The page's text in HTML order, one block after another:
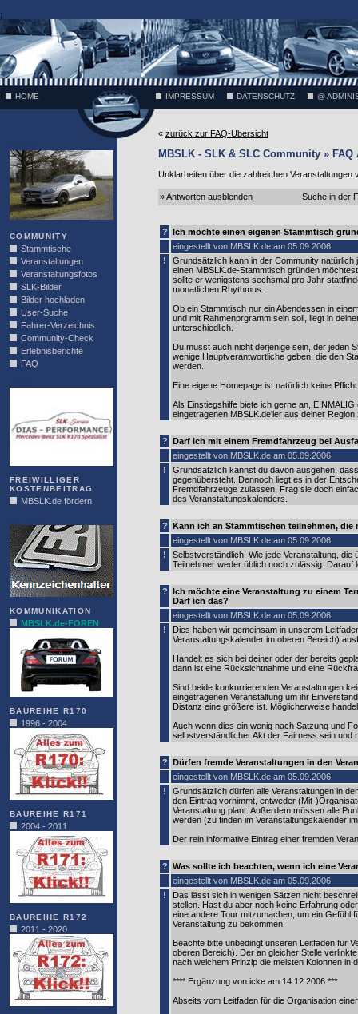
;
HOME IMPRESSUM DATENSCHUTZ @
COMMUNITY
Stammtische
Veranstaltungen
Veranstaltungsfotos
SLK-Bilder
Bilder hochladen
User-Suche
Fahrer-Verzeichnis
Community-Check
Erlebnisberichte
FAQ
FREIWILLIGER
KOSTENBEITRAG
MBSLK.de fördern
KOMMUNIKATION
MBSLK.de-FOREN
BAUREIHE R170
1996 - 2004
BAUREIHE R171
2004 - 2011
BAUREIHE R172
2011 - 2020
« zurück zur FAQ-Übersicht
MBSLK - SLK & SLC Community »
Unklarheiten über die zahlreichen Veranstaltungen
»Antworten ausblenden Suche in der
? Ich möchte einen eigenen Stammtisch
eingestellt von MBSLK.de am 05.09.2006
!
Grundsätzlich kann in der Community
einen MBSLK.de-Stammtisch gründen
sollte er wenigstens sechsmal pro Jahr
monatlichen Rhythmus.
Ob ein Stammtisch nur ein Abendessen in
und mit Rahmenprgramm sein soll, liegt in
unterschiedlich.
Du musst auch nicht derjenige sein, der jeden
wenige Hauptverantwortliche geben, die den
werden.
Eine eigene Homepage ist natürlich keine
Als Einstiegshilfe biete ich gerne an,
eingetragenen MBSLK.de'ler aus deiner Region
? Darf ich mit einem Fremdfahrzeug bei
eingestellt von MBSLK.de am 05.09.2006
!
Grundsätzlich kannst du davon ausgehen,
gegenübersteht. Dennoch liegt es in der
Fremdfahrzeuge zulassen. Frag sie doch
des Veranstaltungskalenders.
? Kann ich an Stammtischen teilnehmen,
eingestellt von MBSLK.de am 05.09.2006
!
Selbstverständlich! Wie jede Veranstaltung,
Teilnehmer weder üblich noch zulässig. Darauf
? Ich möchte eine Veranstaltung zu einem
Darf ich das?
eingestellt von MBSLK.de am 05.09.2006
!
Dies haben wir gemeinsam in unserem
Veranstaltungskalender im oberen Bereich)
Handelt es sich bei deiner oder der bereits
dann ist eine Rücksichtnahme und eine
Sind beide konkurrierenden Veranstaltungen
eingetragenen Veranstaltung um ihr
Distanz eine größere ist. Möglicherweise
Auch wenn dies ein wenig nach Satzung und
selbstverständlicher Akt der Fairness sein und
? Dürfen fremde Veranstaltungen in den
eingestellt von MBSLK.de am 05.09.2006
!
Grundsätzlich dürfen alle Veranstaltungen in
den Eintrag vornimmt, entweder (Mit-
Veranstaltung plant. Außerdem müssen alle
werden (zu finden im Veranstaltungskalender
Der rein informative Eintrag einer fremden
? Was sollte ich beachten, wenn ich eine
eingestellt von MBSLK.de am 05.09.2006
!
Das lässt sich in wenigen Sätzen nicht
stellen. Hast du aber noch keine Erfahrung
eine andere Tour mitzumachen, um ein Gefühl
Veranstaltung zu bekommen.
Beachte bitte unbedingt unseren Leitfaden für
oberen Bereich). Der an gleicher Stelle
nach welchem Prinzip die meisten Kolonnen in
**** Ergänzung von icke am 14.12.2006 ***
Abseits vom Leitfaden für die Organisation